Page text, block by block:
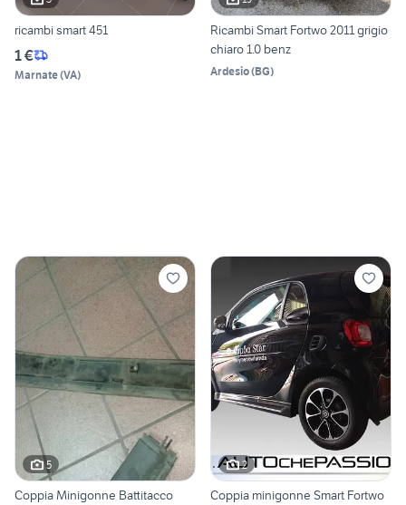
ricambi smart 451
1 €
Marnate(VA)
Ricambi Smart Fortwo 2011 grigio
chiaro 1.0 benz
Ardesio(BG)
5
Coppia Minigonne Battitacco
2
Coppia minigonne Smart Fortwo